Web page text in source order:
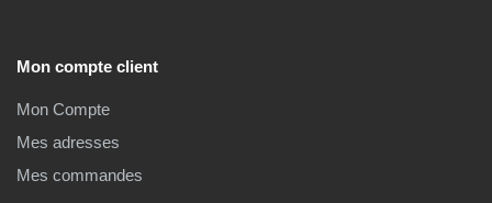
Mon compte client
Mon Compte
Mes adresses
Mes commandes